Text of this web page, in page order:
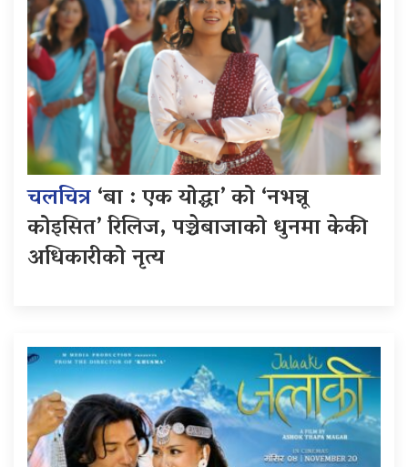
चलचित्र‘बा : एक योद्धा’ को ‘नभन्नू
कोइसित’ रिलिज, पञ्चेबाजाको धुनमा केकी
अधिकारीको नृत्य